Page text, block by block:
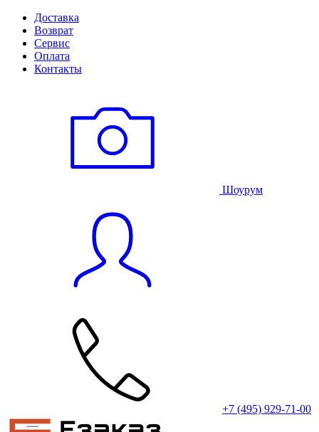
Доставка
Возврат
Сервис
Оплата
Контакты
Шоурум
+7 (495) 929-71-00